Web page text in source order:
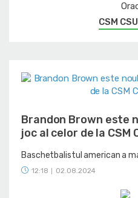
CSM
Brandon Brown este
joc al celor de la CSM
Baschetbalistul american a
12:18 02.08.2024